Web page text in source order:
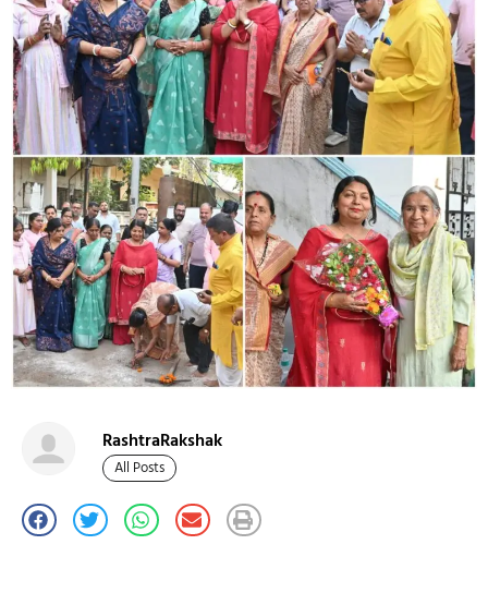
RashtraRakshak
All Posts